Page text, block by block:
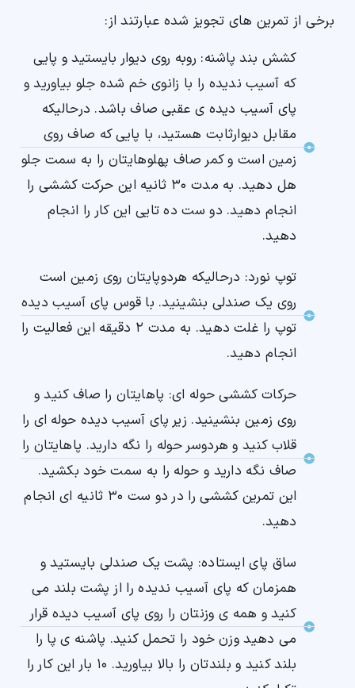
برخی از تمرین های تجویز شده عبارتند از:
کشش بند پاشنه: روبه روی دیوار بایستید و پایی
که آسیب ندیده را با زانوی خم شده جلو بیاورید و
پای آسیب دیده ی عقبی صاف باشد. درحالیکه
مقابل دیوارثابت هستید، با پایی که صاف روی
زمین است و کمر صاف پهلوهایتان را به سمت جلو
هل دهید. به مدت ۳۰ ثانیه این حرکت کششی را
انجام دهید. دو ست ده تایی این کار را انجام
دهید.
توپ نورد: درحالیکه هردو‌پایتان روی زمین است
روی یک صندلی بنشینید. با قوس پای آسیب دیده
توپ را غلت دهید. به مدت ۲ دقیقه این فعالیت را
انجام دهید.
حرکات کششی حوله ای: پاهایتان را صاف کنید و
روی زمین بنشینید. زیر پای آسیب دیده حوله ای را
قلاب کنید و هردوسر حوله را نگه دارید. پاهایتان را
صاف نگه دارید و حوله را به سمت خود بکشید.
این تمرین کششی را در دو ست ۳۰ ثانیه ای انجام
دهید.
ساق پای ایستاده: پشت یک صندلی بایستید و
همزمان که پای آسیب ندیده را از پشت بلند می
کنید و همه ی وزنتان را روی پای آسیب دیده قرار
می دهید وزن خود را تحمل کنید. پاشنه ی پا را
بلند کنید و بلندتان را بالا بیاورید. ۱۰ بار این کار را